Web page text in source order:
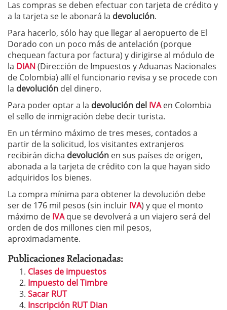
Las compras se deben efectuar con tarjeta de crédito y
a la tarjeta se le abonará la devolución.
Para hacerlo, sólo hay que llegar al aeropuerto de El
Dorado con un poco más de antelación (porque
chequean factura por factura) y dirigirse al módulo de
la DIAN(Dirección de Impuestos y Aduanas Nacionales
de Colombia) allí el funcionario revisa y se procede con
la devolución del dinero.
Para poder optar a la devolución del IVA en Colombia
el sello de inmigración debe decir turista.
En un término máximo de tres meses, contados a
partir de la solicitud, los visitantes extranjeros
recibirán dicha devolución en sus países de origen,
abonada a la tarjeta de crédito con la que hayan sido
adquiridos los bienes.
La compra mínima para obtener la devolución debe
ser de 176 mil pesos (sin incluir IVA) y que el monto
máximo de IVA que se devolverá a un viajero será del
orden de dos millones cien mil pesos,
aproximadamente.
Publicaciones Relacionadas:
Clases de impuestos
Impuesto del Timbre
Sacar RUT
Inscripción RUT Dian